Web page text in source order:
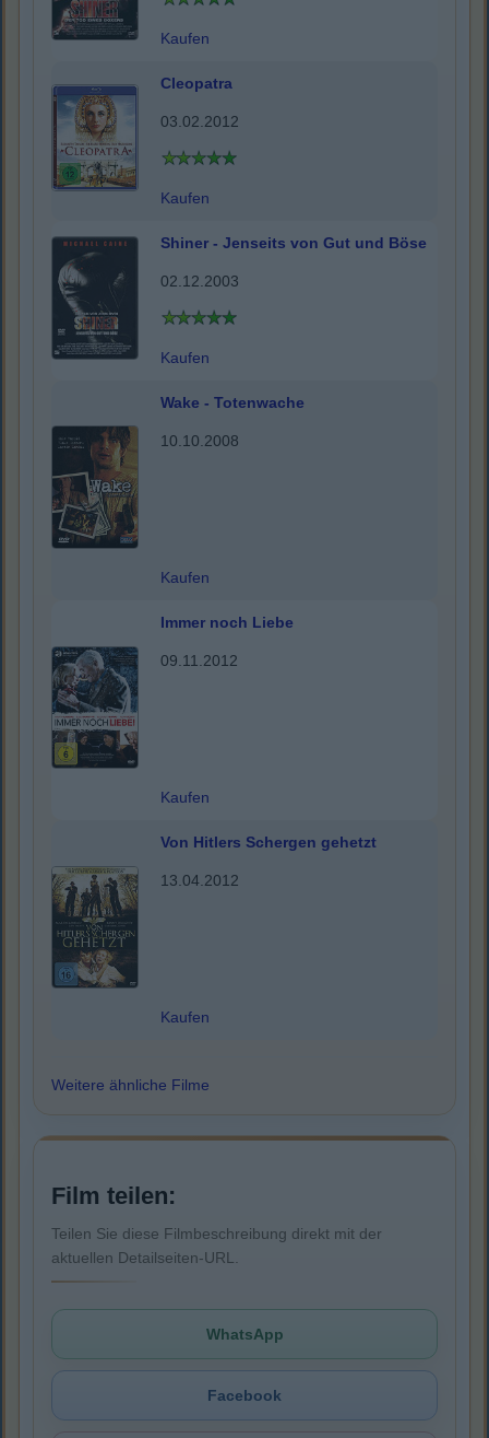
Kaufen
Cleopatra
03.02.2012
Kaufen
Shiner - Jenseits von Gut und Böse
02.12.2003
Kaufen
Wake - Totenwache
10.10.2008
Kaufen
Immer noch Liebe
09.11.2012
Kaufen
Von Hitlers Schergen gehetzt
13.04.2012
Kaufen
Weitere ähnliche Filme
Film teilen:
Teilen Sie diese Filmbeschreibung direkt mit der
aktuellen Detailseiten-URL.
WhatsApp
Facebook